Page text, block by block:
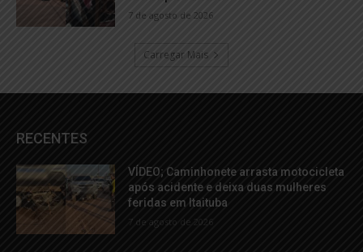
7 de agosto de 2026
Carregar Mais
RECENTES
VÍDEO; Caminhonete arrasta motocicleta
após acidente e deixa duas mulheres
feridas em Itaituba
7 de agosto de 2026